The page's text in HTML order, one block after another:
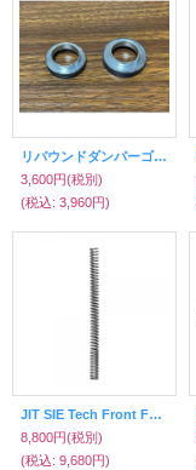
リバウンドダンパーゴム（Tech）
3,600円(税別)
(税込: 3,960円)
JIT SIE Tech Front Fork Spring（Aluminium 39mm）
8,800円(税別)
(税込: 9,680円)